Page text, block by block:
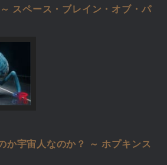
スペース・ブレイン・オブ・パ
か宇宙人なのか？ ～ ホプキンス